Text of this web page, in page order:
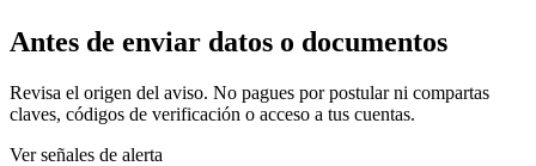
Antes de enviar datos o documentos
Revisa el origen del aviso. No pagues por postular ni compartas
claves, códigos de verificación o acceso a tus cuentas.
Ver señales de alerta